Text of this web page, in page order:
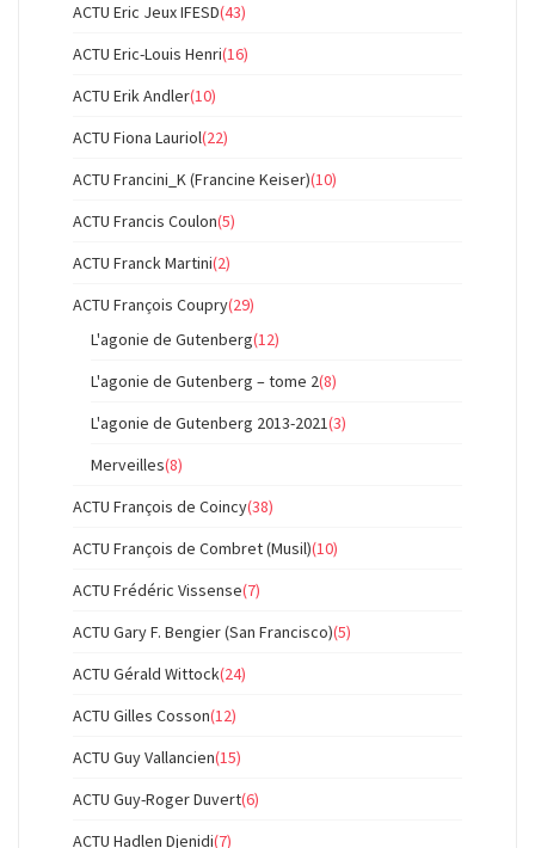
ACTU Eric Jeux IFESD(43)
ACTU Eric-Louis Henri(16)
ACTU Erik Andler(10)
ACTU Fiona Lauriol(22)
ACTU Francini_K (Francine Keiser)(10)
ACTU Francis Coulon(5)
ACTU Franck Martini(2)
ACTU François Coupry(29)
L'agonie de Gutenberg(12)
L'agonie de Gutenberg – tome 2(8)
L'agonie de Gutenberg 2013-2021(3)
Merveilles(8)
ACTU François de Coincy(38)
ACTU François de Combret (Musil)(10)
ACTU Frédéric Vissense(7)
ACTU Gary F. Bengier (San Francisco)(5)
ACTU Gérald Wittock(24)
ACTU Gilles Cosson(12)
ACTU Guy Vallancien(15)
ACTU Guy-Roger Duvert(6)
ACTU Hadlen Djenidi(7)